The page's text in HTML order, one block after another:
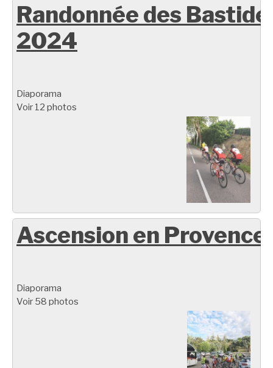
Randonnée des
2024
Diaporama
Voir 12 photos
Ascension en Provence
Diaporama
Voir 58 photos